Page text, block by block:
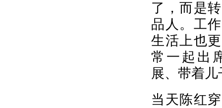
了，而是
品人。工
生活上也
常一起出
展、带着
当天陈红